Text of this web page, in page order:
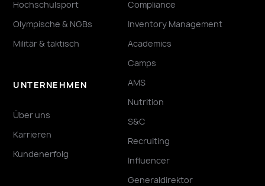
Hochschulsport
Olympische & NGBs
Militär & taktisch
UNTERNEHMEN
Über uns
Karrieren
Kundenerfolg
Compliance
Inventory Management
Academics
Camps
AMS
Nutrition
S&C
Recruiting
Influencer
Generaldirektor